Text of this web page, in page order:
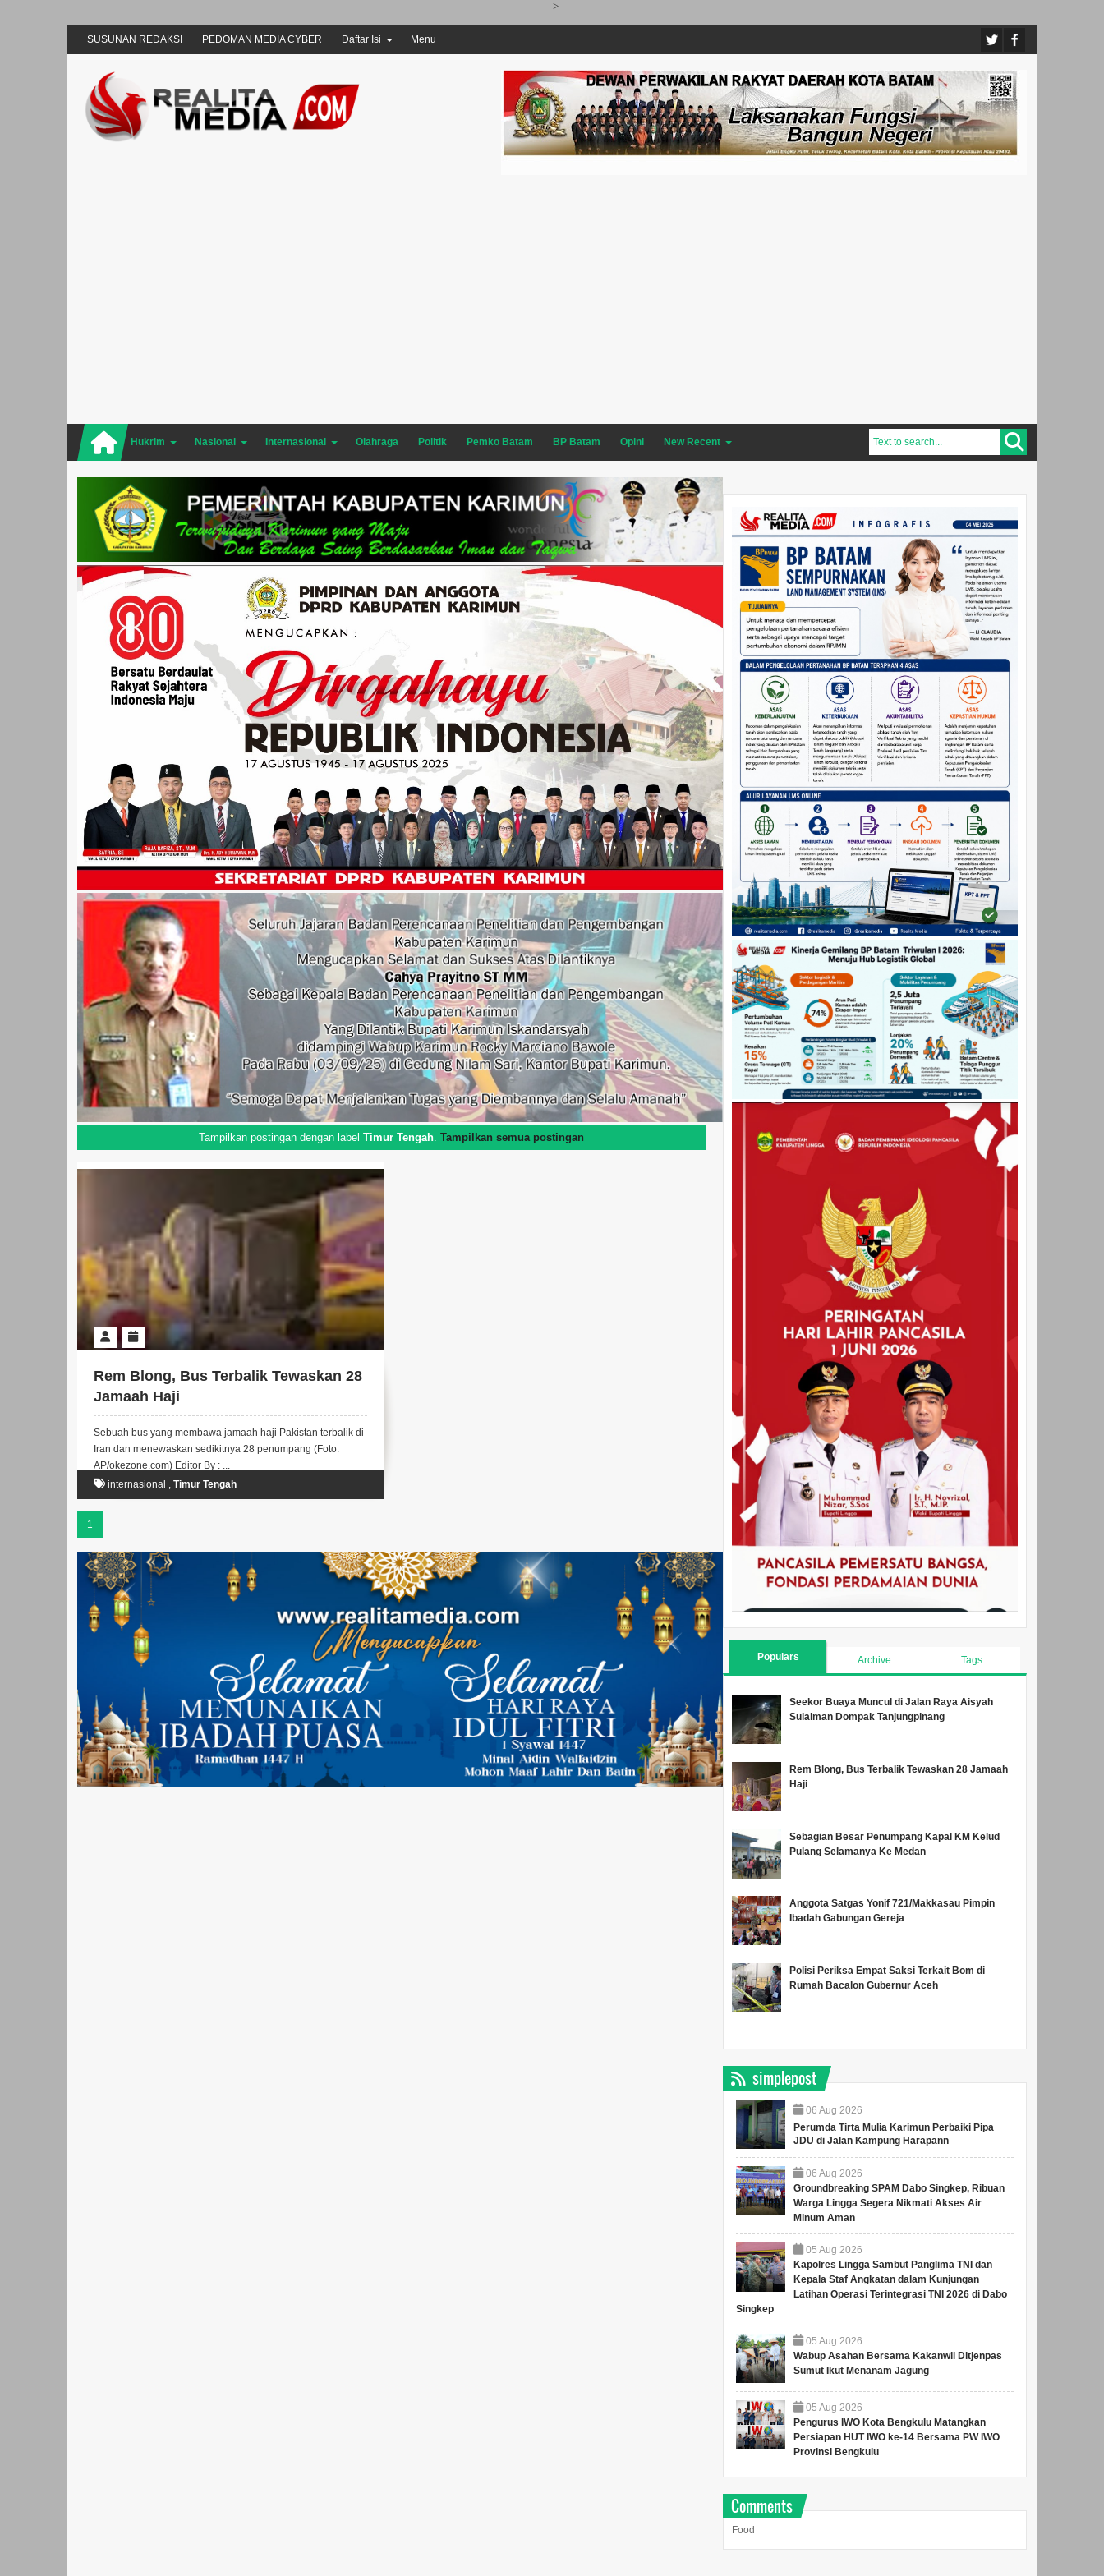
-->
SUSUNAN REDAKSI PEDOMAN MEDIA CYBER Daftar Isi Menu
Hukrim Nasional Internasional Olahraga Politik Pemko Batam BP Batam Opini New Recent
Tampilkan postingan dengan labelTimur Tengah.Tampilkan semua postingan
Rem Blong, Bus Terbalik Tewaskan 28
Jamaah Haji
Sebuah bus yang membawa jamaah haji Pakistan terbalik di
Iran dan menewaskan sedikitnya 28 penumpang (Foto:
AP/okezone.com) Editor By : ...
internasional , Timur Tengah
1
Populars Archive Tags
Seekor Buaya Muncul di Jalan Raya Aisyah
Sulaiman Dompak Tanjungpinang
Rem Blong, Bus Terbalik Tewaskan 28 Jamaah
Haji
Sebagian Besar Penumpang Kapal KM Kelud
Pulang Selamanya Ke Medan
Anggota Satgas Yonif 721/Makkasau Pimpin
Ibadah Gabungan Gereja
Polisi Periksa Empat Saksi Terkait Bom di
Rumah Bacalon Gubernur Aceh
simplepost
06 Aug 2026
Perumda Tirta Mulia Karimun Perbaiki Pipa
JDU di Jalan Kampung Harapann
06 Aug 2026
Groundbreaking SPAM Dabo Singkep, Ribuan
Warga Lingga Segera Nikmati Akses Air
Minum Aman
05 Aug 2026
Kapolres Lingga Sambut Panglima TNI dan
Kepala Staf Angkatan dalam Kunjungan
Latihan Operasi Terintegrasi TNI 2026 di Dabo
Singkep
05 Aug 2026
Wabup Asahan Bersama Kakanwil Ditjenpas
Sumut Ikut Menanam Jagung
05 Aug 2026
Pengurus IWO Kota Bengkulu Matangkan
Persiapan HUT IWO ke-14 Bersama PW IWO
Provinsi Bengkulu
Comments
Food